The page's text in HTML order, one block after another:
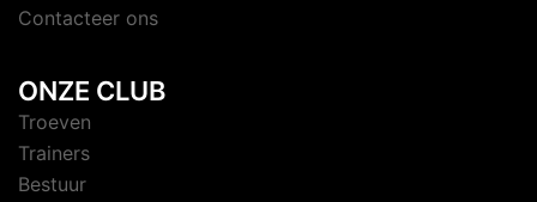
Contacteer ons
ONZE CLUB
Troeven
Trainers
Bestuur